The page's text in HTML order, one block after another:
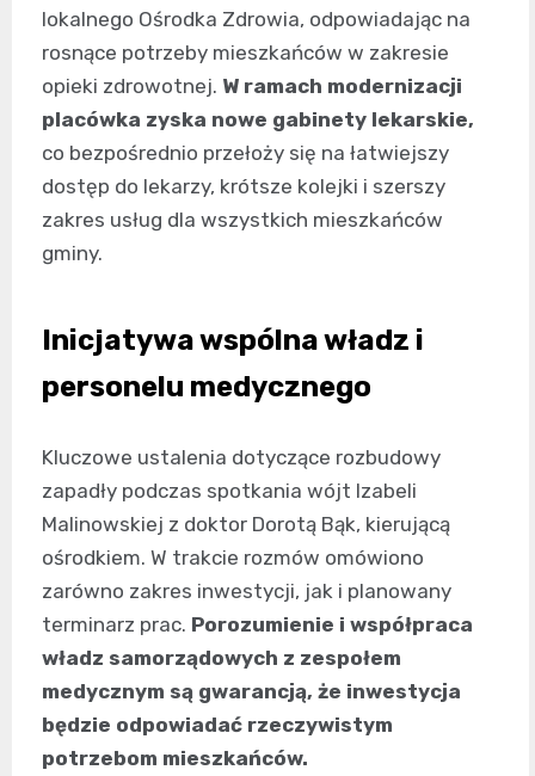
lokalnego Ośrodka Zdrowia, odpowiadając na
rosnące potrzeby mieszkańców w zakresie
opieki zdrowotnej. W ramach modernizacji
placówka zyska nowe gabinety lekarskie,
co bezpośrednio przełoży się na łatwiejszy
dostęp do lekarzy, krótsze kolejki i szerszy
zakres usług dla wszystkich mieszkańców
gminy.
Inicjatywa wspólna władz i
personelu medycznego
Kluczowe ustalenia dotyczące rozbudowy
zapadły podczas spotkania wójt Izabeli
Malinowskiej z doktor Dorotą Bąk, kierującą
ośrodkiem. W trakcie rozmów omówiono
zarówno zakres inwestycji, jak i planowany
terminarz prac. Porozumienie i współpraca
władz samorządowych z zespołem
medycznym są gwarancją, że inwestycja
będzie odpowiadać rzeczywistym
potrzebom mieszkańców.